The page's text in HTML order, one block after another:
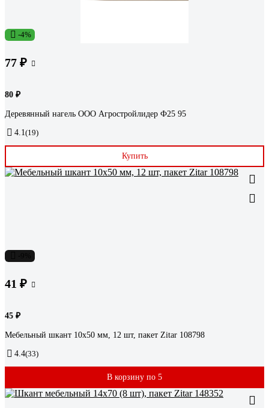
-4%
77 ₽
80 ₽
Деревянный нагель ООО Агростройлидер Ф25 95
4.1(19)
Купить
41 ₽
45 ₽
Мебельный шкант 10x50 мм, 12 шт, пакет Zitar 108798
4.4(33)
В корзину по 5